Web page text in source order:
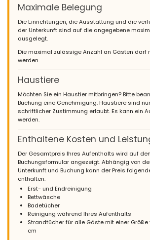
Feinschmecker des Gaumens sind oder der
dürfen Sie den Michelin-Stern des Restaurants
Javea nicht verpassen. Andere Orte zu gehen;
Javea, La Siesta, Pepe und Estrella, alle mit
Maximale Belegung
Die Einrichtungen, die Ausstattung und die
der Unterkunft sind auf die angegebene
ausgelegt.
Die maximal zulässige Anzahl an Gästen darf
werden.
Haustiere
Möchten Sie ein Haustier mitbringen? Bitte
Buchung eine Genehmigung. Haustiere sind
schriftlicher Zustimmung erlaubt. Es kann ein
werden.
Enthaltene Kosten und
Der Gesamtpreis Ihres Aufenthalts wird auf
Buchungsformular angezeigt. Abhängig von
Unterkunft und Buchung kann der Preis
enthalten:
Erst- und Endreinigung
Bettwäsche
Badetücher
Reinigung während Ihres Aufenthalts
Strandtücher für alle Gäste mit einer Größe
cm